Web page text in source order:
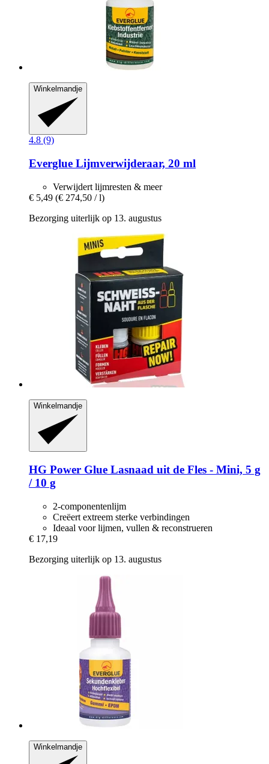
Winkelmandje
4.8 (9)
Everglue Lijmverwijderaar, 20 ml
Verwijdert lijmresten & meer
€ 5,49 (€ 274,50 / l)
Bezorging uiterlijk op 13. augustus
Winkelmandje
HG Power Glue Lasnaad uit de Fles -​ Mini, 5 g
/ 10 g
2-componentenlijm
Creëert extreem sterke verbindingen
Ideaal voor lijmen, vullen & reconstrueren
€ 17,19
Bezorging uiterlijk op 13. augustus
Winkelmandje